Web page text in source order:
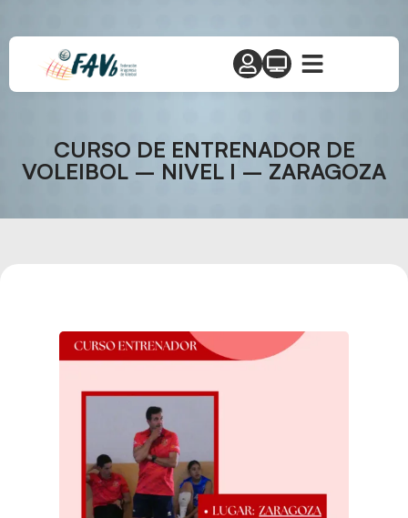
CURSO DE ENTRENADOR DE
VOLEIBOL – NIVEL I – ZARAGOZA